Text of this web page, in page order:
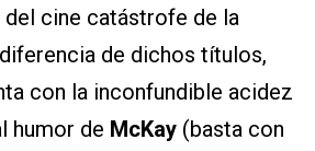
del cine catástrofe de la
de dichos títulos,
con la inconfundible acidez
humor de McKay (basta con